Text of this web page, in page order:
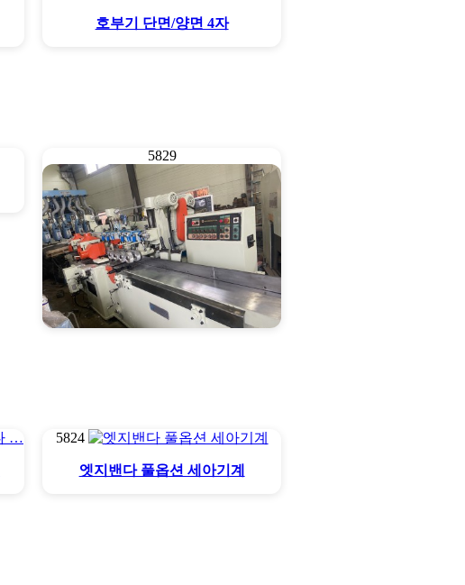
호부기 단면/양면 4자
5829
5824
엣지밴다 풀옵션 세아기계